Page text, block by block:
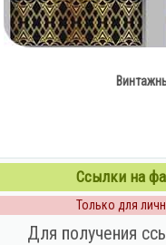
Ссылки на
Только для
Для получения